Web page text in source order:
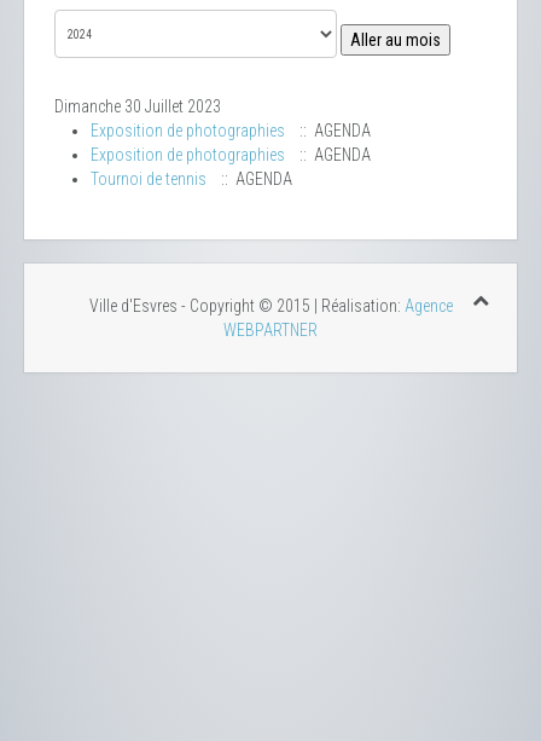
Aller au mois
Dimanche 30 Juillet 2023
Exposition de photographies
:: AGENDA
Exposition de photographies
:: AGENDA
Tournoi de tennis
:: AGENDA
Ville d'Esvres - Copyright © 2015 | Réalisation: Agence
WEBPARTNER